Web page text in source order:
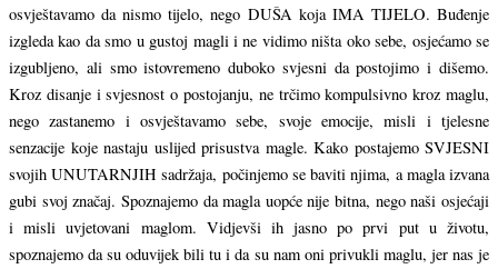
osvještavamo da nismo tijelo, nego DUŠA koja IMA TIJELO. Buđenje
izgleda kao da smo u gustoj magli i ne vidimo ništa oko sebe, osjećamo se
izgubljeno, ali smo istovremeno duboko svjesni da postojimo i dišemo.
Kroz disanje i svjesnost o postojanju, ne trčimo kompulsivno kroz maglu,
nego zastanemo i osvještavamo sebe, svoje emocije, misli i tjelesne
senzacije koje nastaju uslijed prisustva magle. Kako postajemo SVJESNI
svojih UNUTARNJIH sadržaja, počinjemo se baviti njima, a magla izvana
gubi svoj značaj. Spoznajemo da magla uopće nije bitna, nego naši osjećaji
i misli uvjetovani maglom. Vidjevši ih jasno po prvi put u životu,
spoznajemo da su oduvijek bili tu i da su nam oni privukli maglu, jer nas je